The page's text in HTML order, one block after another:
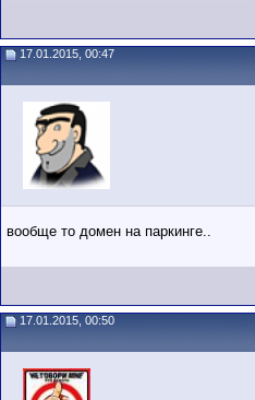
17.01.2015, 00:47
вообще то домен на паркинге..
17.01.2015, 00:50